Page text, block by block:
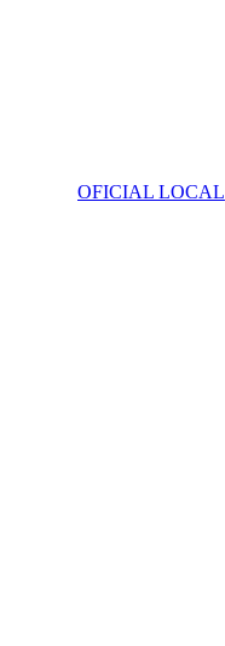
OFICIAL LOCAL